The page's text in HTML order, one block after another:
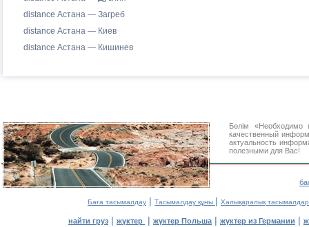
distance Астана — Загреб
distance Астана — Киев
distance Астана — Кишинев
Бөлім
качественный
актуальность
полезными для Вас!
Баға тасымалдау | Тасымалдау құны | Халықаралық
найти груз | жүктер | жүктер Польша | жүктер из Германии |